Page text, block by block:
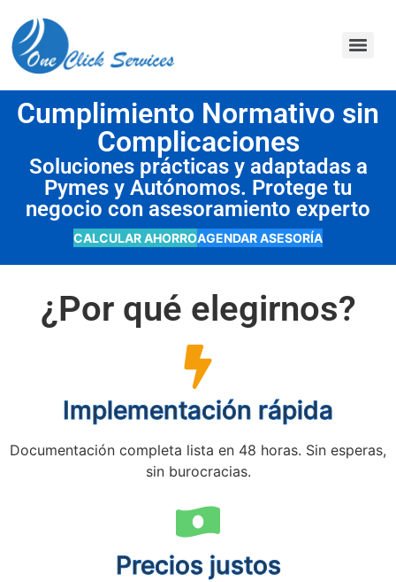
Cumplimiento Normativo sin
Complicaciones
Soluciones prácticas y adaptadas a
Pymes y Autónomos. Protege tu
negocio con asesoramiento experto
CALCULAR AHORROAGENDAR ASESORÍA
¿Por qué elegirnos?
Implementación rápida
Documentación completa lista en 48 horas. Sin esperas,
sin burocracias.
Precios justos